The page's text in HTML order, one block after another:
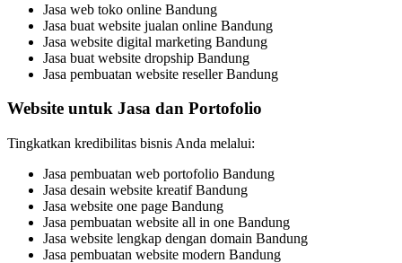
Jasa web toko online Bandung
Jasa buat website jualan online Bandung
Jasa website digital marketing Bandung
Jasa buat website dropship Bandung
Jasa pembuatan website reseller Bandung
Website untuk Jasa dan Portofolio
Tingkatkan kredibilitas bisnis Anda melalui:
Jasa pembuatan web portofolio Bandung
Jasa desain website kreatif Bandung
Jasa website one page Bandung
Jasa pembuatan website all in one Bandung
Jasa website lengkap dengan domain Bandung
Jasa pembuatan website modern Bandung